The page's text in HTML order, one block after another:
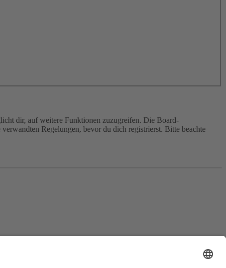
dir, auf weitere Funktionen zuzugreifen. Die Board-
Regelungen, bevor du dich registrierst. Bitte beachte